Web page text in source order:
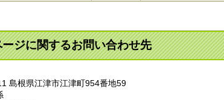
ジに関するお問い合わせ先
島根県江津市江津町954番地59